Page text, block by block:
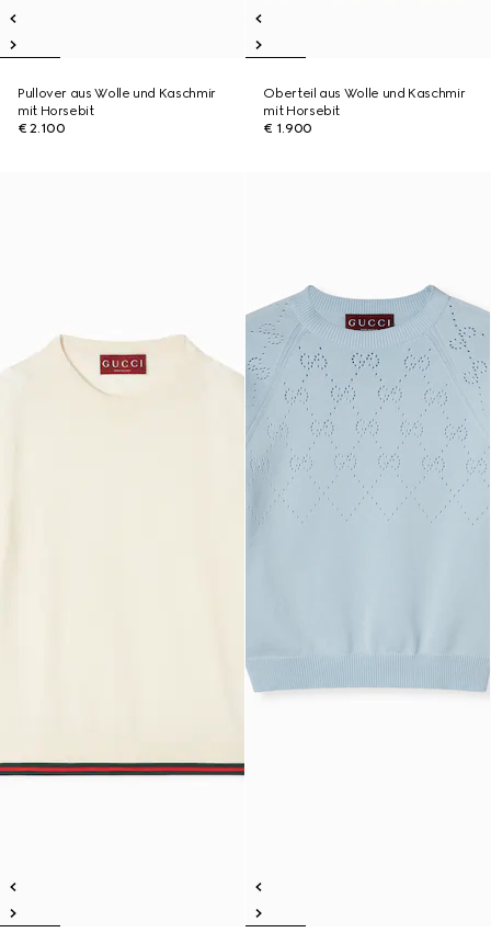
Pullover aus Wolle und Kaschmir
mit Horsebit
€ 2.100
Oberteil aus Wolle und Kaschmir
mit Horsebit
€ 1.900